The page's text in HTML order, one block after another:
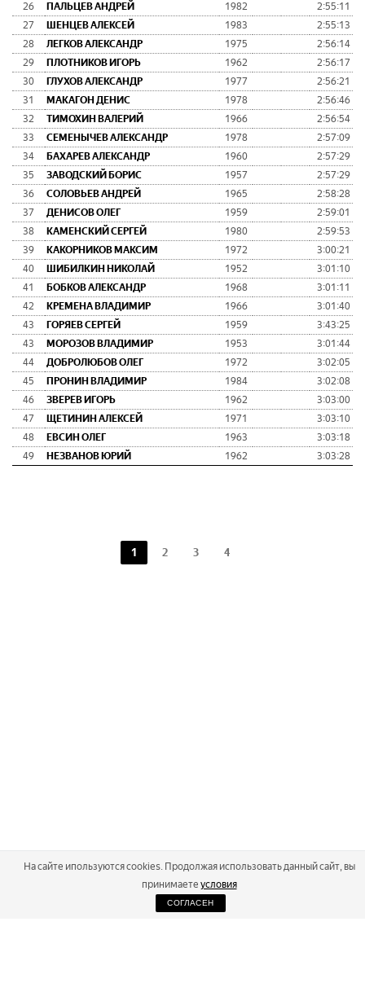
26
ПАЛЬЦЕВ АНДРЕЙ 1982
2:55:11
27
ШЕНЦЕВ АЛЕКСЕЙ 1983
2:55:13
28
ЛЕГКОВ АЛЕКСАНДР 1975
2:56:14
29
ПЛОТНИКОВ ИГОРЬ 1962
2:56:17
30
ГЛУХОВ АЛЕКСАНДР 1977
2:56:21
31
МАКАГОН ДЕНИС 1978
2:56:46
32
ТИМОХИН ВАЛЕРИЙ 1966
2:56:54
33
СЕМЕНЫЧЕВ АЛЕКСАНДР 1978
2:57:09
34
БАХАРЕВ АЛЕКСАНДР 1960
2:57:29
35
ЗАВОДСКИЙ БОРИС 1957
2:57:29
36
СОЛОВЬЕВ АНДРЕЙ 1965
2:58:28
37
ДЕНИСОВ ОЛЕГ 1959
2:59:01
38
КАМЕНСКИЙ СЕРГЕЙ 1980
2:59:53
39
КАКОРНИКОВ МАКСИМ 1972
3:00:21
40
ШИБИЛКИН НИКОЛАЙ 1952
3:01:10
41
БОБКОВ АЛЕКСАНДР 1968
3:01:11
42
КРЕМЕНА ВЛАДИМИР 1966
3:01:40
43
ГОРЯЕВ СЕРГЕЙ 1959
3:43:25
43
МОРОЗОВ ВЛАДИМИР 1953
3:01:44
44
ДОБРОЛЮБОВ ОЛЕГ 1972
3:02:05
45
ПРОНИН ВЛАДИМИР 1984
3:02:08
46
ЗВЕРЕВ ИГОРЬ 1962
3:03:00
47
ЩЕТИНИН АЛЕКСЕЙ 1971
3:03:10
48
ЕВСИН ОЛЕГ 1963
3:03:18
49
НЕЗВАНОВ ЮРИЙ 1962 3:03:28
1 2 3 4
2026
На сайте ипользуются cookies. Продолжая использовать данный сайт, вы
принимаете условия
СОГЛАСЕН